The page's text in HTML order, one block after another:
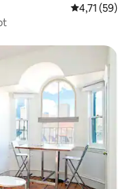
4,71 de uma
4,71 (59)